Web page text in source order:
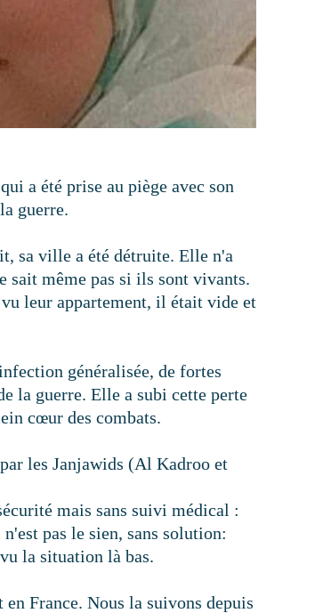
a été prise au piège avec son
guerre.
sa ville a été détruite. Elle n'a
sait même pas si ils sont vivants.
leur appartement, il était vide et
généralisée, de fortes
la guerre. Elle a subi cette perte
cœur des combats.
les Janjawids (Al Kadroo et
mais sans suivi médical :
pas le sien, sans solution:
la situation là bas.
France. Nous la suivons depuis